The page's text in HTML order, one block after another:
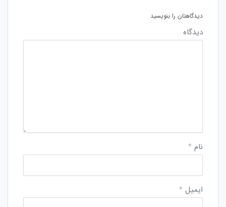
دیدگاهتان را بنویسید
دیدگاه
نام *
ایمیل *